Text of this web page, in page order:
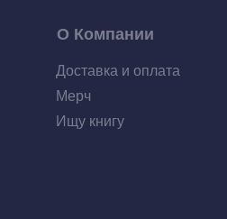
О Компании
Ищу книгу
Мерч
Доставка и оплата